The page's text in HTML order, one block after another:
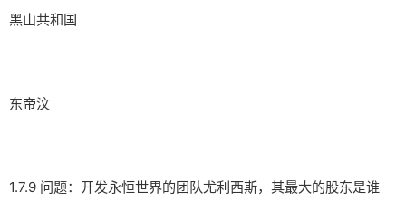
黑山共和国
东帝汶
1.7.9 问题：开发永恒世界的团队尤利西斯，其最大的股东是谁